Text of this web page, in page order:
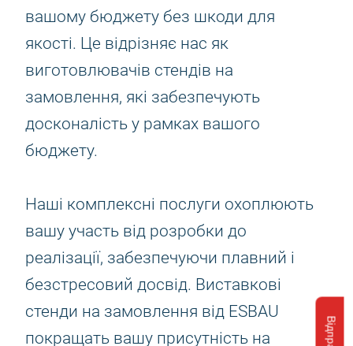
вашому бюджету без шкоди для
якості. Це відрізняє нас як
виготовлювачів стендів на
замовлення, які забезпечують
досконалість у рамках вашого
бюджету.
Наші комплексні послуги охоплюють
вашу участь від розробки до
реалізації, забезпечуючи плавний і
безстресовий досвід. Виставкові
стенди на замовлення від ESBAU
покращать вашу присутність на